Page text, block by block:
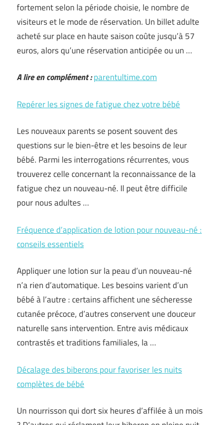
fortement selon la période choisie, le nombre de
visiteurs et le mode de réservation. Un billet adulte
acheté sur place en haute saison coûte jusqu’à 57
euros, alors qu’une réservation anticipée ou un …
A lire en complément :parentultime.com
Repérer les signes de fatigue chez votre bébé
Les nouveaux parents se posent souvent des
questions sur le bien-être et les besoins de leur
bébé. Parmi les interrogations récurrentes, vous
trouverez celle concernant la reconnaissance de la
fatigue chez un nouveau-né. Il peut être difficile
pour nous adultes …
Fréquence d’application de lotion pour nouveau-né :
conseils essentiels
Appliquer une lotion sur la peau d’un nouveau-né
n’a rien d’automatique. Les besoins varient d’un
bébé à l’autre : certains affichent une sécheresse
cutanée précoce, d’autres conservent une douceur
naturelle sans intervention. Entre avis médicaux
contrastés et traditions familiales, la …
Décalage des biberons pour favoriser les nuits
complètes de bébé
Un nourrisson qui dort six heures d’affilée à un mois